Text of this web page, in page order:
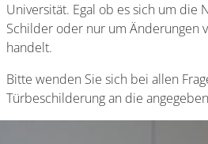
Universität. Egal ob es sich um die
Schilder oder nur um Änderungen
handelt.
Bitte wenden Sie sich bei allen
Türbeschilderung an die